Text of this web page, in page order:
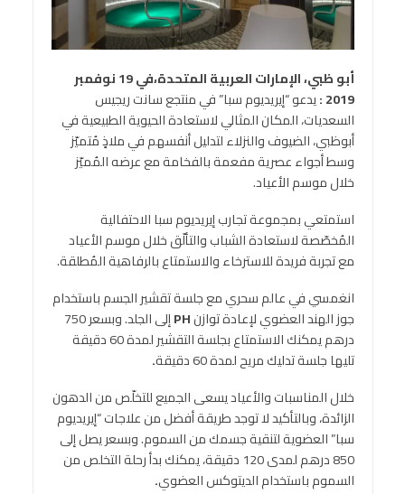
أبو ظبي، الإمارات العربية المتحدة،في19نوفمبر
2019 : يدعو “إيريديوم سبا” في منتجع سانت ريجيس
السعديات، المكان المثالي لاستعادة الحيوية الطبيعية في
أبوظبي، الضيوف والنزلاء لتدليل أنفسهم في ملاذٍ مُتميّز
وسط أجواء عصرية مفعمة بالفخامة مع عرضه المُميّز
خلال موسم الأعياد.
استمتعي بمجموعة تجارب إيريديوم سبا الاحتفالية
المُخصّصة لاستعادة الشباب والتألّق خلال موسم الأعياد
مع تجربة فريدة للاسترخاء والاستمتاع بالرفاهية المُطلقة.
انغمسي في عالم سحري مع جلسة تقشير الجسم باستخدام
جوز الهند العضوي لإعادة توازن
إلى الجلد. وبسعر 750
درهم يمكنك الاستمتاع بجلسة التقشير لمدة 60 دقيقة
تليها جلسة تدليك مريح لمدة 60 دقيقة
.
خلال المناسبات والأعياد يسعى الجميع للتخلّص من الدهون
الزائدة، وبالتأكيد لا توجد طريقة أفضل من علاجات “إيريديوم
سبا” العضوية لتنقية جسمك من السموم. وبسعر يصل إلى
850 درهم لمدى 120 دقيقة، يمكنك بدأ رحلة التخلص من
السموم باستخدام الديتوكس العضوي.